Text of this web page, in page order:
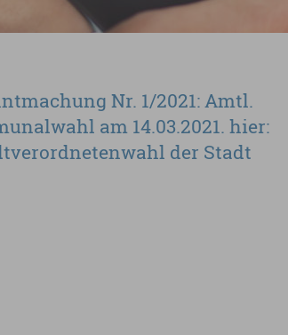
Nr. 1/2021: Amtl.
am 14.03.2021. hier:
der Stadt